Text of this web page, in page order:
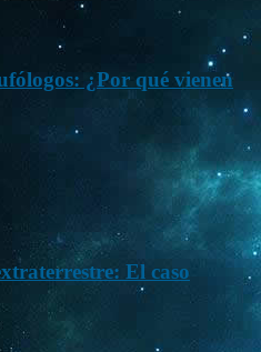
¿Por qué vienen
El caso